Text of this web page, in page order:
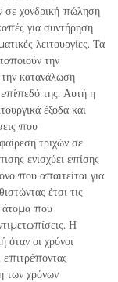
σε χονδρική πώληση
για συντήρηση
λειτουργίες. Τα
την
κατανάλωση
επίπεδό της. Αυτή η
έξοδα και
που
τριχών σε
ενισχύει επίσης
που απαιτείται για
έτσι τις
άτομα που
Η
όταν οι χρόνοι
επιτρέποντας
των χρόνων